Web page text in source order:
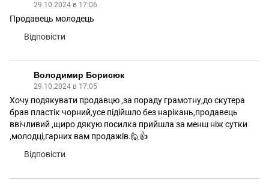
29.10.2024 в 17:06
Продавець молодець
Відповісти
Володимир Борисюк
29.10.2024 в 17:05
Хочу подякувати продавцю ,за пораду грамотну,до скутера
брав пластік чорний,усе підійшло без нарікань,продавець
ввічливий ,щиро дякую посилка прийшла за менш ніж сутки
,молодці,гарних вам продажів.🙋👍
Відповісти